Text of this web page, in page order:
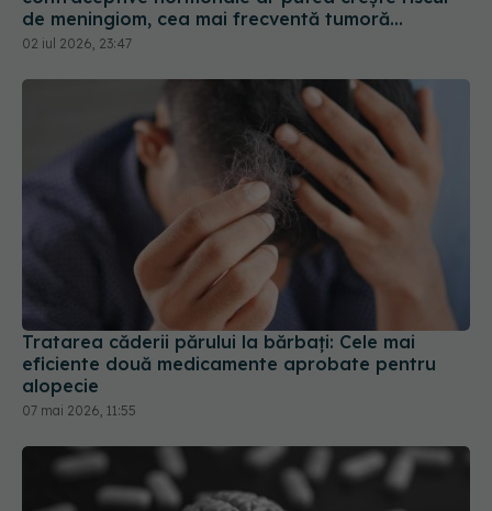
Tratarea căderii părului la bărbați: Cele mai
eficiente două medicamente aprobate pentru
alopecie
07 mai 2026, 11:55